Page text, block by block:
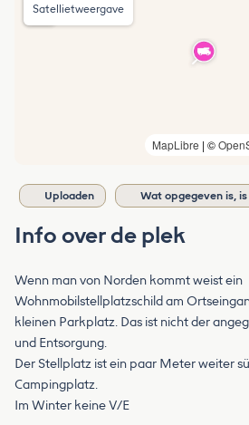
MapLibre | ©
Satellietweergave
Uploaden Wat opgegeven is,
Info over de plek
Wenn man von Norden kommt weist ein
Wohnmobilstellplatzschild am
kleinen Parkplatz. Das ist nicht der
und Entsorgung.
Der Stellplatz ist ein paar Meter weiter
Campingplatz.
Im Winter keine V/E